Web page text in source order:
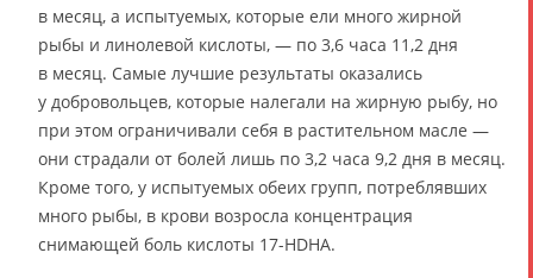
в месяц, а испытуемых, которые ели много жирной
рыбы и линолевой кислоты, — по 3,6 часа 11,2 дня
в месяц. Самые лучшие результаты оказались
у добровольцев, которые налегали на жирную рыбу, но
при этом ограничивали себя в растительном масле —
они страдали от болей лишь по 3,2 часа 9,2 дня в месяц.
Кроме того, у испытуемых обеих групп, потреблявших
много рыбы, в крови возросла концентрация
снимающей боль кислоты 17-HDHA.